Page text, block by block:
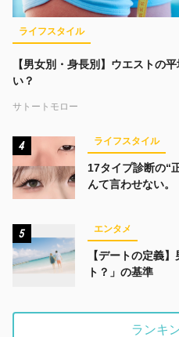
ライフスタイル
【男女別・身長別】ウエストの
い？
サトートモロー
4 ライフスタイル
17タイプ診断の“
んて言わせない
5 エンタメ
【デートの定義
ト？」の基準
ランキ